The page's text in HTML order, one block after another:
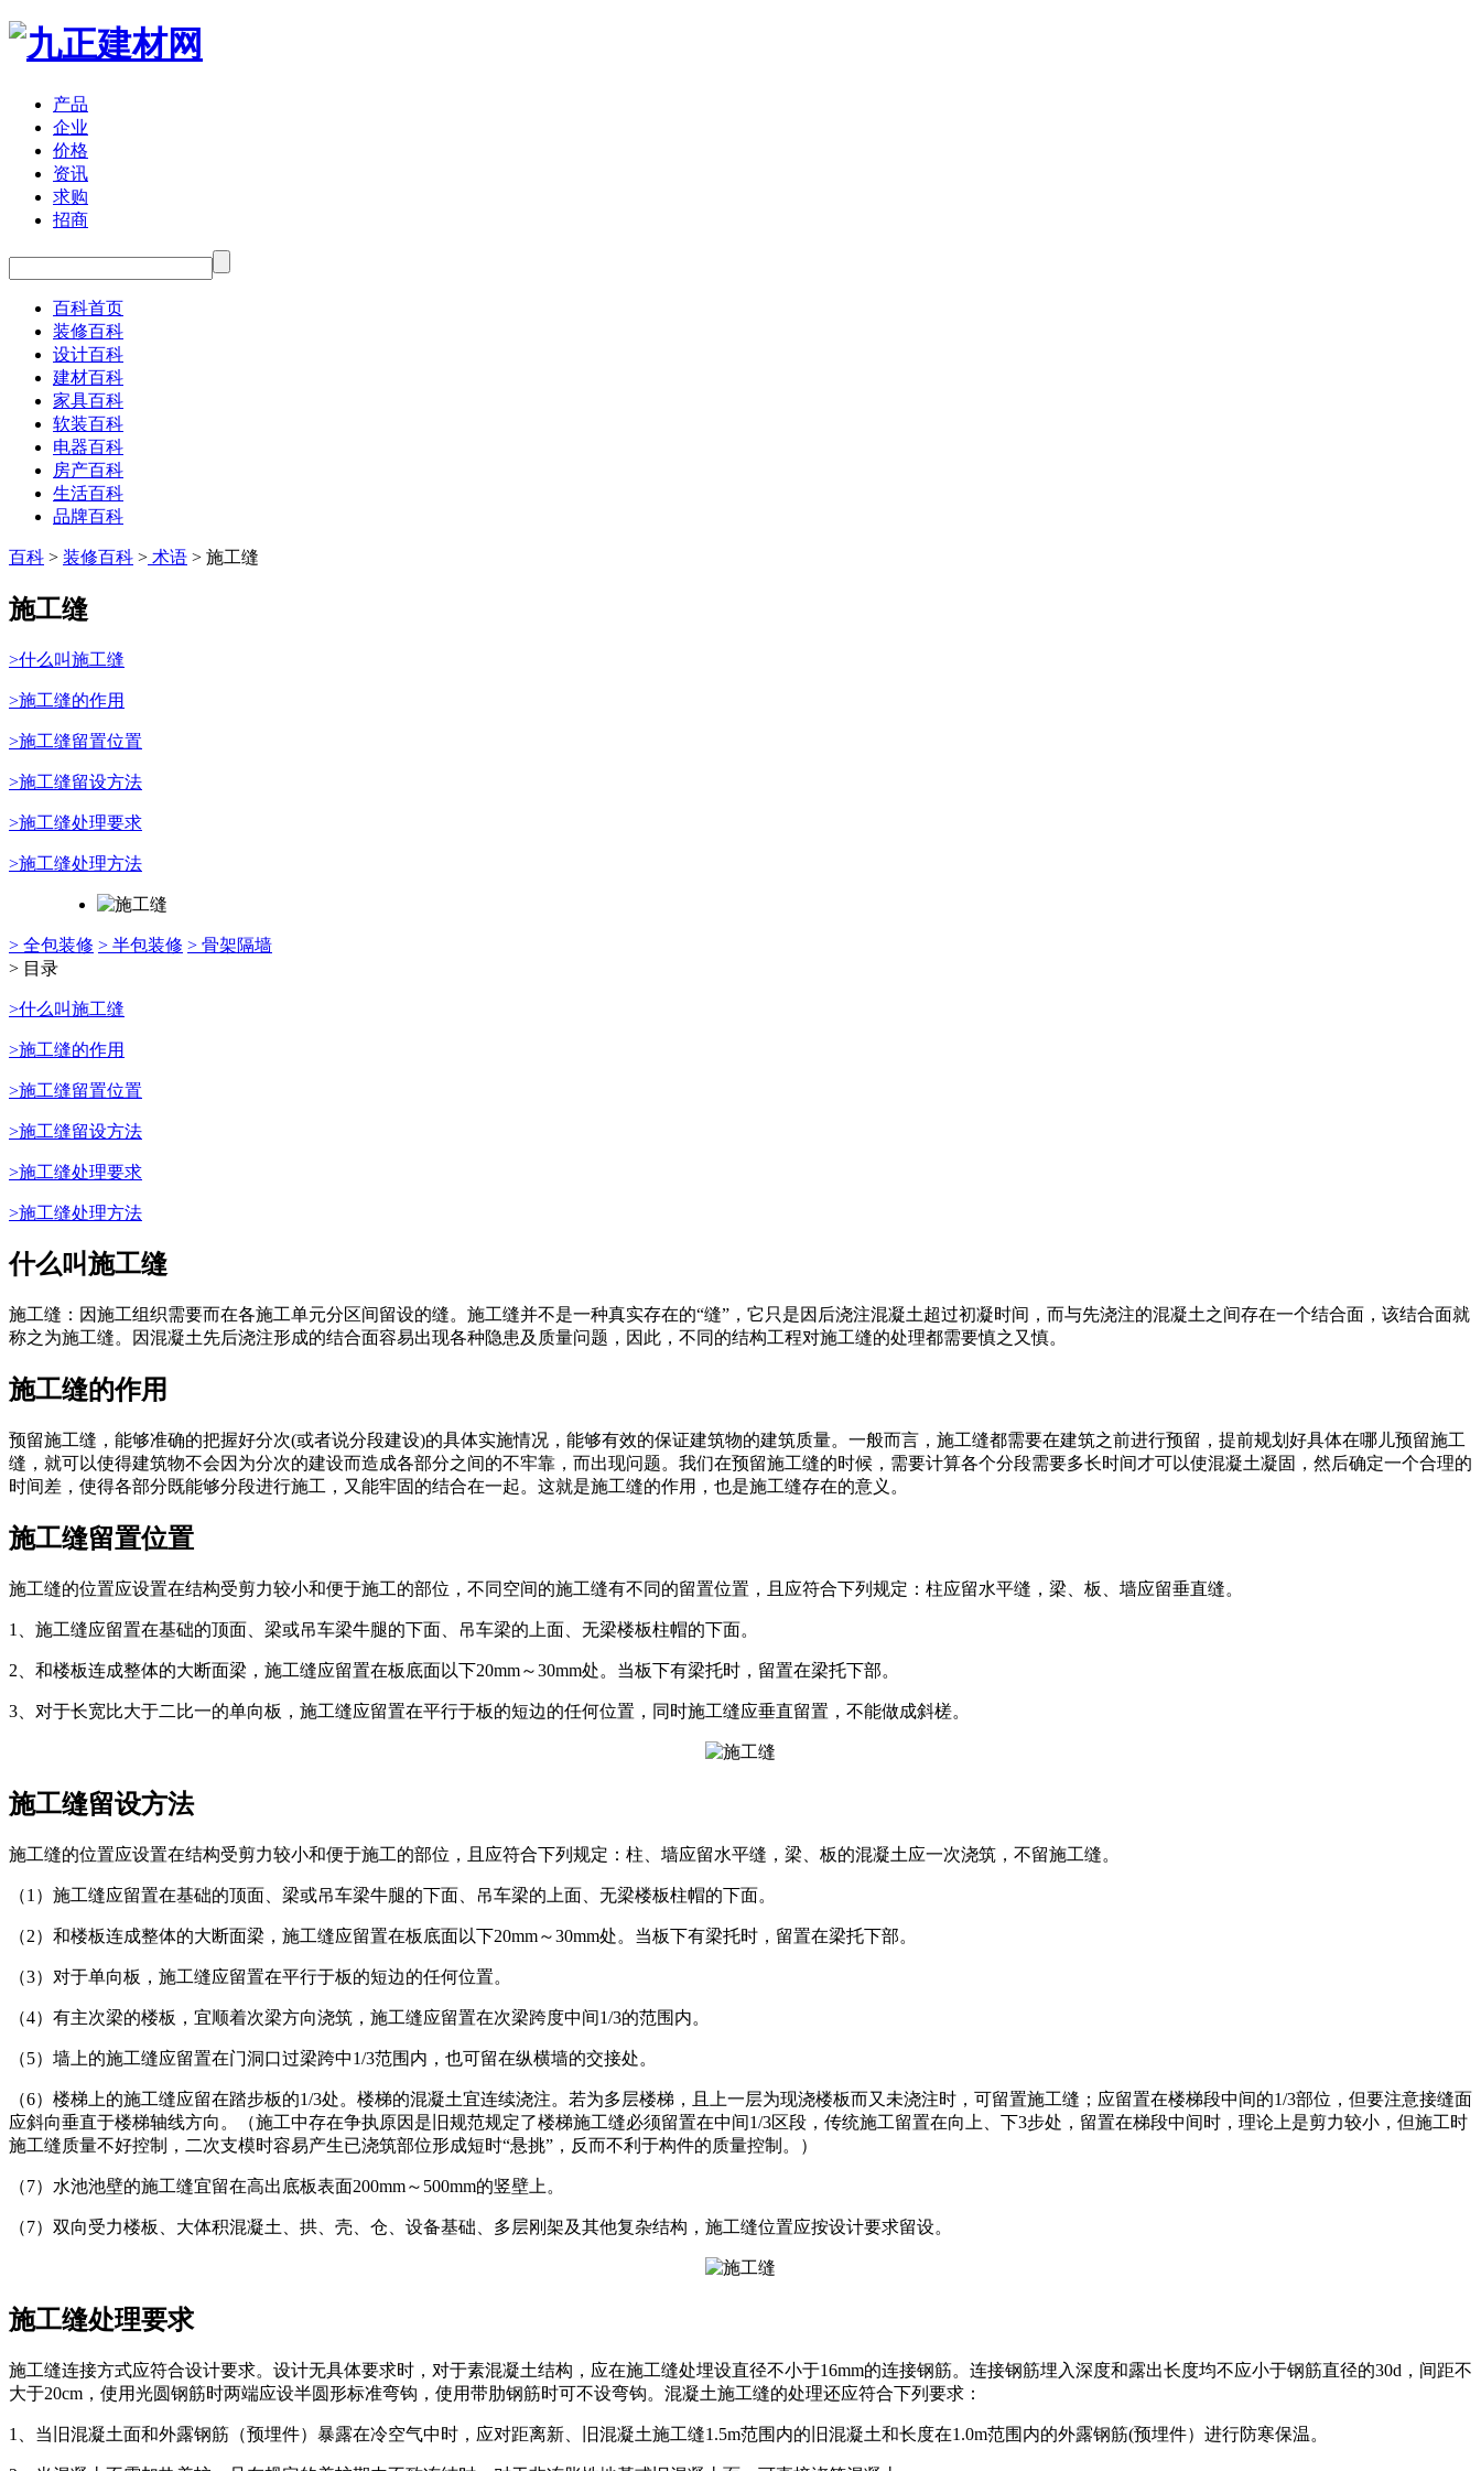
产品
企业
价格
资讯
求购
招商
百科首页
装修百科
设计百科
建材百科
家具百科
软装百科
电器百科
房产百科
生活百科
品牌百科
百科 > 装修百科 > 术语 > 施工缝
施工缝
>什么叫施工缝
>施工缝的作用
>施工缝留置位置
>施工缝留设方法
>施工缝处理要求
>施工缝处理方法
> 全包装修 > 半包装修 > 骨架隔墙
> 目录
>什么叫施工缝
>施工缝的作用
>施工缝留置位置
>施工缝留设方法
>施工缝处理要求
>施工缝处理方法
什么叫施工缝
施工缝：因施工组织需要而在各施工单元分区间留设的缝。施工缝并不是一种真实存在的“缝”，它只是因后浇注混凝土超过初凝时间，而与先浇注的混凝土之间存在一个结合面，该结合面就
称之为施工缝。因混凝土先后浇注形成的结合面容易出现各种隐患及质量问题，因此，不同的结构工程对施工缝的处理都需要慎之又慎。
施工缝的作用
预留施工缝，能够准确的把握好分次(或者说分段建设)的具体实施情况，能够有效的保证建筑物的建筑质量。一般而言，施工缝都需要在建筑之前进行预留，提前规划好具体在哪儿预留施工
缝，就可以使得建筑物不会因为分次的建设而造成各部分之间的不牢靠，而出现问题。我们在预留施工缝的时候，需要计算各个分段需要多长时间才可以使混凝土凝固，然后确定一个合理的
时间差，使得各部分既能够分段进行施工，又能牢固的结合在一起。这就是施工缝的作用，也是施工缝存在的意义。
施工缝留置位置
施工缝的位置应设置在结构受剪力较小和便于施工的部位，不同空间的施工缝有不同的留置位置，且应符合下列规定：柱应留水平缝，梁、板、墙应留垂直缝。
1、施工缝应留置在基础的顶面、梁或吊车梁牛腿的下面、吊车梁的上面、无梁楼板柱帽的下面。
2、和楼板连成整体的大断面梁，施工缝应留置在板底面以下20mm～30mm处。当板下有梁托时，留置在梁托下部。
3、对于长宽比大于二比一的单向板，施工缝应留置在平行于板的短边的任何位置，同时施工缝应垂直留置，不能做成斜槎。
施工缝留设方法
施工缝的位置应设置在结构受剪力较小和便于施工的部位，且应符合下列规定：柱、墙应留水平缝，梁、板的混凝土应一次浇筑，不留施工缝。
（1）施工缝应留置在基础的顶面、梁或吊车梁牛腿的下面、吊车梁的上面、无梁楼板柱帽的下面。
（2）和楼板连成整体的大断面梁，施工缝应留置在板底面以下20mm～30mm处。当板下有梁托时，留置在梁托下部。
（3）对于单向板，施工缝应留置在平行于板的短边的任何位置。
（4）有主次梁的楼板，宜顺着次梁方向浇筑，施工缝应留置在次梁跨度中间1/3的范围内。
（5）墙上的施工缝应留置在门洞口过梁跨中1/3范围内，也可留在纵横墙的交接处。
（6）楼梯上的施工缝应留在踏步板的1/3处。楼梯的混凝土宜连续浇注。若为多层楼梯，且上一层为现浇楼板而又未浇注时，可留置施工缝；应留置在楼梯段中间的1/3部位，但要注意接缝面
应斜向垂直于楼梯轴线方向。（施工中存在争执原因是旧规范规定了楼梯施工缝必须留置在中间1/3区段，传统施工留置在向上、下3步处，留置在梯段中间时，理论上是剪力较小，但施工时
施工缝质量不好控制，二次支模时容易产生已浇筑部位形成短时“悬挑”，反而不利于构件的质量控制。）
（7）水池池壁的施工缝宜留在高出底板表面200mm～500mm的竖壁上。
（7）双向受力楼板、大体积混凝土、拱、壳、仓、设备基础、多层刚架及其他复杂结构，施工缝位置应按设计要求留设。
施工缝处理要求
施工缝连接方式应符合设计要求。设计无具体要求时，对于素混凝土结构，应在施工缝处埋设直径不小于16mm的连接钢筋。连接钢筋埋入深度和露出长度均不应小于钢筋直径的30d，间距不
大于20cm，使用光圆钢筋时两端应设半圆形标准弯钩，使用带肋钢筋时可不设弯钩。混凝土施工缝的处理还应符合下列要求：
1、当旧混凝土面和外露钢筋（预埋件）暴露在冷空气中时，应对距离新、旧混凝土施工缝1.5m范围内的旧混凝土和长度在1.0m范围内的外露钢筋(预埋件）进行防寒保温。